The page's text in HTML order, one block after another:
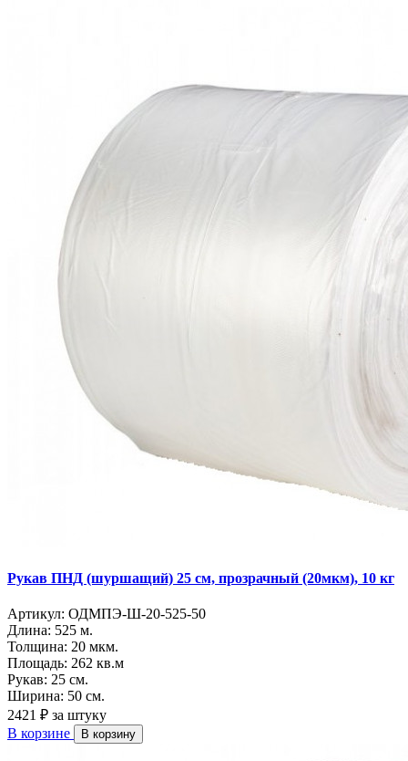
Рукав ПНД (шуршащий) 25 см, прозрачный (20мкм), 10 кг
Артикул: ОДМПЭ-Ш-20-525-50
Длина: 525 м.
Толщина: 20 мкм.
Площадь: 262 кв.м
Рукав: 25 см.
Ширина: 50 см.
2421 ₽ за штуку
В корзине
В корзину